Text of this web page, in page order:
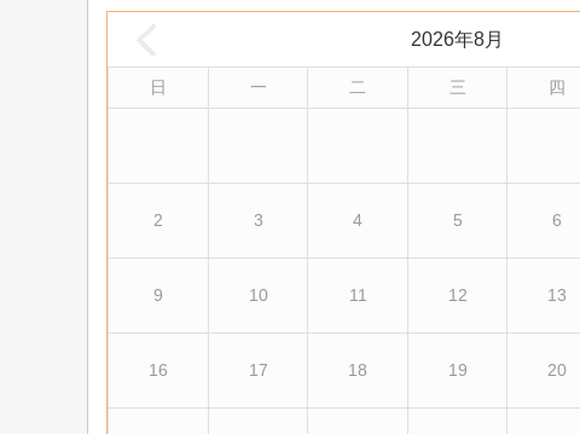
2026年8月
日 一 二 三 四
2 3 4 5 6
9 10 11 12 13
16 17 18 19 20